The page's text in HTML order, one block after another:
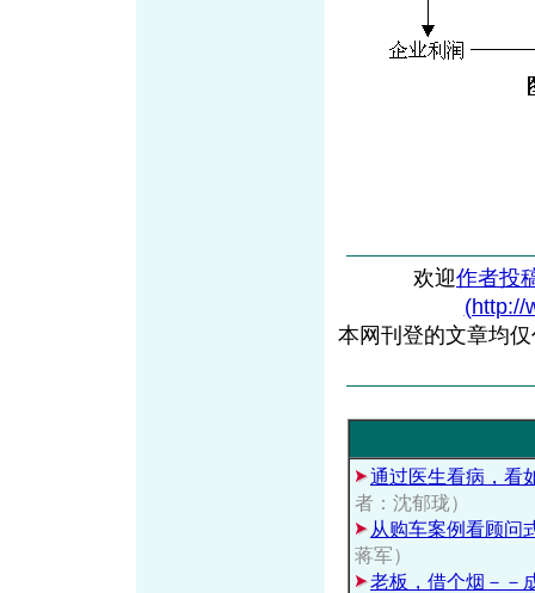
欢迎作者投
(http://
本网刊登的文章均
通过医生看病，看
者：沈郁珑）
从购车案例看顾问
蒋军）
老板，借个烟－－